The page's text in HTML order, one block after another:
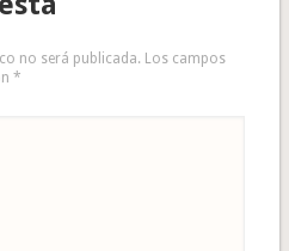
no será publicada. Los campos
*